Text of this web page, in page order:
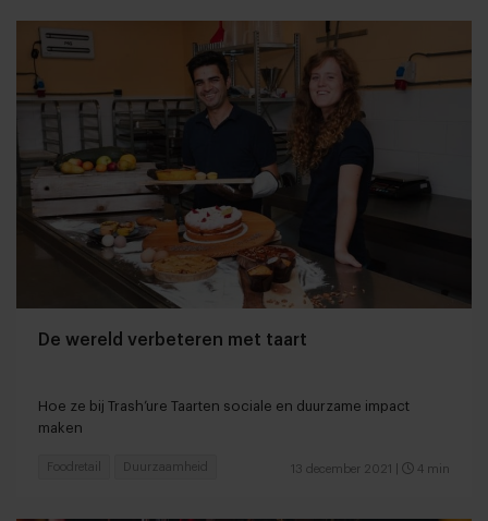
De wereld verbeteren met taart
Hoe ze bij Trash’ure Taarten sociale en duurzame impact
maken
13 december 2021 4 min
Foodretail Duurzaamheid